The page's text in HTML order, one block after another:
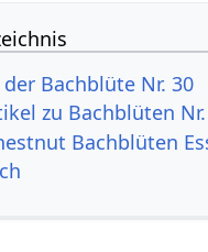
Bachblüte Nr. 30
zu Bachblüten
Bachblüten